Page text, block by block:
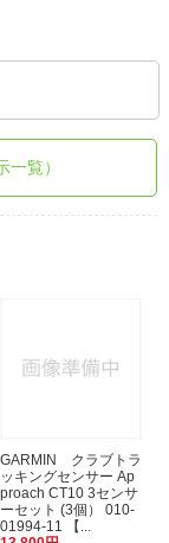
覧）
GARMIN クラブトラ
ッキングセンサー Ap
proach CT10 3センサ
ーセット (3個） 010-
01994-11 【...